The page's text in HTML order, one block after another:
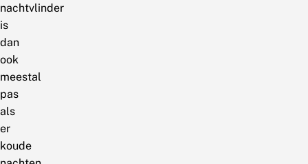
nachtvlinder
is
dan
ook
meestal
pas
als
er
koude